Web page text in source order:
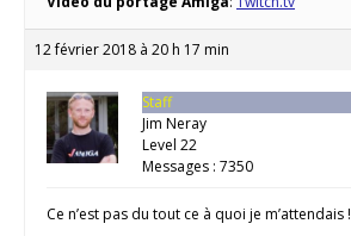
12 février 2018 à 20 h 17 min
Staff
Jim Neray
Level 22
Messages : 7350
Ce n’est pas du tout ce à quoi je m’attendais !